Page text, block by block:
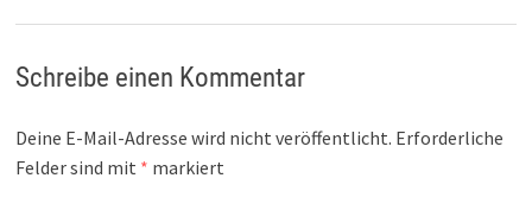
Schreibe einen Kommentar
Deine E-Mail-Adresse wird nicht veröffentlicht. Erforderliche
Felder sind mit * markiert